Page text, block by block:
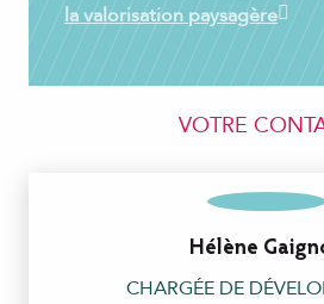
VOTRE
Hélène
CHARGÉE DE
la valorisation paysagère